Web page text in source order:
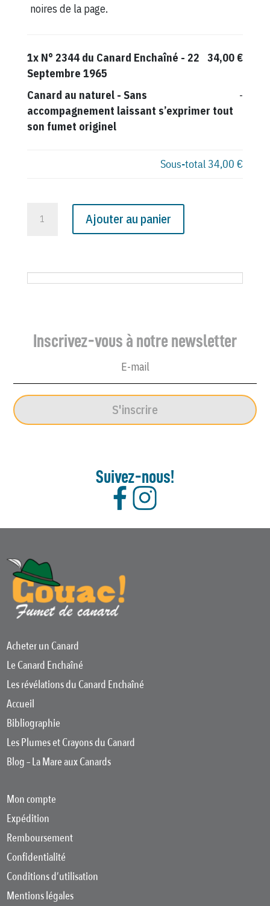
noires de la page.
1x N° 2344 du Canard Enchaîné - 22
Septembre 1965
34,00 €
Canard au naturel- Sans
accompagnement laissant s’exprimer tout
son fumet originel
-
Sous-total34,00 €
du
22
Ajouter au panier
Inscrivez-vous à notre newsletter
S'inscrire
Suivez-nous!
Acheter un Canard
Le Canard Enchaîné
Les révélations du Canard Enchaîné
Accueil
Bibliographie
Les Plumes et Crayons du Canard
Blog – La Mare aux Canards
Mon compte
Expédition
Remboursement
Confidentialité
Conditions d’utilisation
Mentions légales